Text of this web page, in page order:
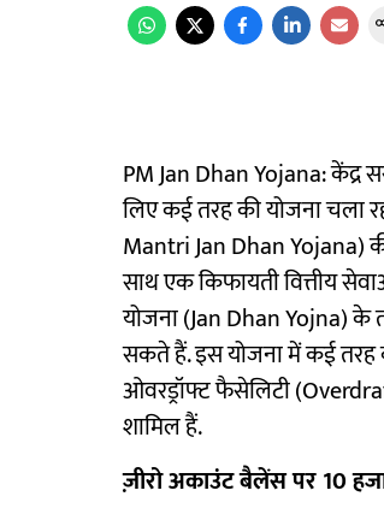
PM Jan Dhan Yojana:
लिए कई तरह की योजना चला
Mantri Jan Dhan Yojana)
साथ एक किफायती वित्तीय
योजना (Jan Dhan Yojna)
सकते हैं. इस योजना में कई तरह
ओवरड्रॉफ्ट फैसेलिटी
शामिल हैं.
ज़ीरो अकाउंट बैलेंस पर 10